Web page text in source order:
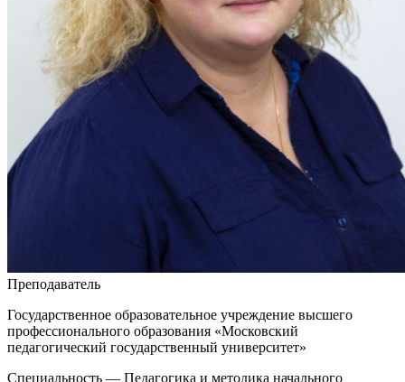
Преподаватель
Государственное образовательное учреждение высшего
профессионального образования «Московский
педагогический государственный университет»
Специальность — Педагогика и методика начального